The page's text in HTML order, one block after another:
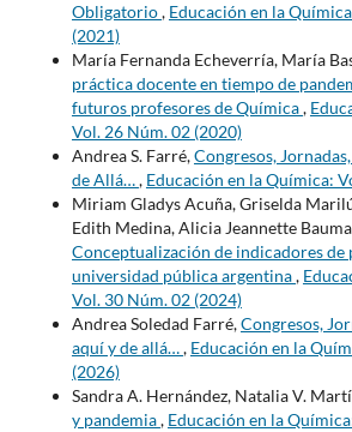
Obligatorio, Educación en la
(2021)
María Fernanda Echeverría, María
práctica docente en tiempo de
futuros profesores de Química,
Vol. 26 Núm. 02 (2020)
Andrea S. Farré,Congresos,
de Allá…, Educación en la Química:
Miriam Gladys Acuña, Griselda
Edith Medina, Alicia Jeannette
Conceptualización de indicadores de
universidad pública argentina,
Vol. 30 Núm. 02 (2024)
Andrea Soledad Farré,Congresos,
aquí y de allá…, Educación en la
(2026)
Sandra A. Hernández, Natalia V.
y pandemia, Educación en la